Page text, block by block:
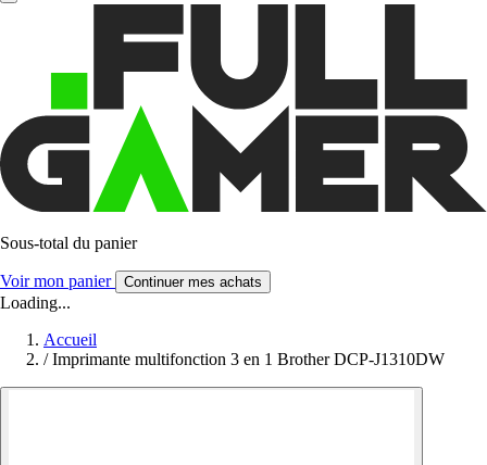
Sous-total du panier
Voir mon panier Continuer mes achats
Loading...
Accueil
/ Imprimante multifonction 3 en 1 Brother DCP-J1310DW